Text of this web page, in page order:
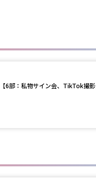
6部：私物サイン会、TikTok撮影